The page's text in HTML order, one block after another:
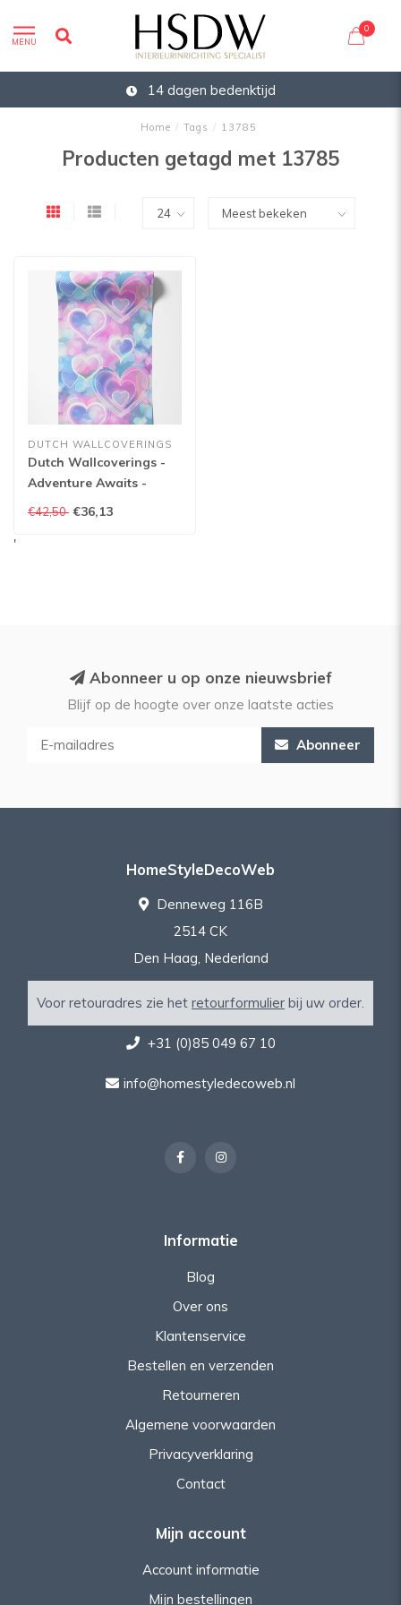
MENU
0
14 dagen bedenktijd
Home / Tags / 13785
Producten getagd met 13785
DUTCH WALLCOVERINGS
Dutch Wallcoverings -
Adventure Awaits -
Neon Hearts Pink/Blue -
€42,50 €36,13
'
Abonneer u op onze nieuwsbrief
Blijf op de hoogte over onze laatste acties
Abonneer
HomeStyleDecoWeb
Denneweg 116B
2514 CK
Den Haag, Nederland
Voor retouradres zie het retourformulier bij uw order.
+31 (0)85 049 67 10
info@homestyledecoweb.nl
Informatie
Blog
Over ons
Klantenservice
Bestellen en verzenden
Retourneren
Algemene voorwaarden
Privacyverklaring
Contact
Mijn account
Account informatie
Mijn bestellingen